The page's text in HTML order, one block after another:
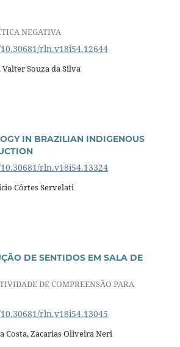
NEGATIVA
rln.v18i54.12644
Souza da Silva
IN BRAZILIAN INDIGENOUS
rln.v18i54.13324
Côrtes Servelati
DE SENTIDOS EM SALA DE
DE COMPREENSÃO PARA
rln.v18i54.13045
Costa, Zacarias Oliveira Neri